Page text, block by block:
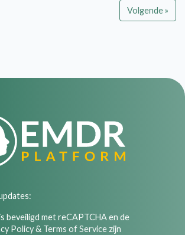
Volgende »
beveiligd met reCAPTCHA en de
Policy& Terms of Service zijn